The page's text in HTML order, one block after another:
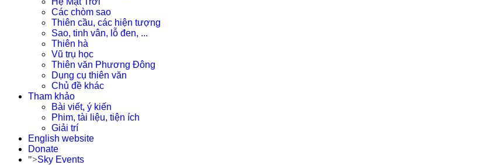
Các chòm sao
Thiên cầu, các hiện tượng
Sao, tinh vân, lỗ đen, ...
Thiên hà
Vũ trụ học
Thiên văn Phương Đông
Dụng cụ thiên văn
Chủ đề khác
Tham khảo
Bài viết, ý kiến
Phim, tài liệu, tiện ích
Giải trí
English website
Donate
">Sky Events